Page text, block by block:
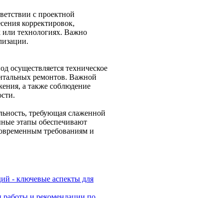
с проектной
корректировок,
или технологиях. Важно
осуществляется техническое
ремонтов. Важной
а также соблюдение
требующая слаженной
этапы обеспечивают
требованиям и
- ключевые аспекты для